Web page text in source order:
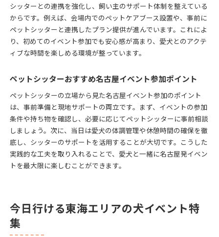
シッターとの連携を強化し、飼い主のサポート体制を整えている
からです。例えば、会場内でのペットケアブース設置や、事前に
ペットシッターと連携したプラン提供が進んでいます。これによ
り、初めてのイベント参加でも安心感が高まり、愛犬とのアクテ
ィブな時間を楽しめる環境が整っています。
ペットシッターおすすめ名古屋イベント参加ポイント
ペットシッターの立場から見た名古屋イベント参加のポイント
は、事前準備と現地サポートの両立です。まず、イベントの参加
条件や持ち物を確認し、必要に応じてペットシッターに事前相談
しましょう。次に、当日は愛犬の体調管理や休憩時間の確保を徹
底し、シッターのサポートを活用することが大切です。こうした
実践的な工夫を取り入れることで、愛犬と一緒に名古屋発イベン
トを最大限に楽しむことができます。
今日行ける東海エリアの犬イベント特
集